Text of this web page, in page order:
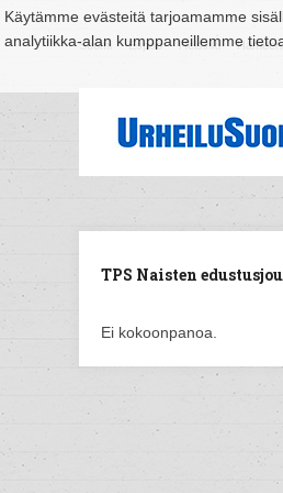
Käytämme evästeitä tarjoamamme
analytiikka-alan kumppaneillemme
Suomi Espoo Helsinki
TPS Naisten
Ei kokoonpanoa.